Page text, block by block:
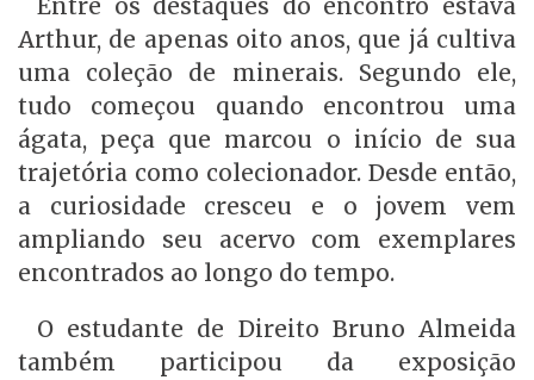
Entre os destaques do encontro estava
Arthur, de apenas oito anos, que já cultiva
uma coleção de minerais. Segundo ele,
tudo começou quando encontrou uma
ágata, peça que marcou o início de sua
trajetória como colecionador. Desde então,
a curiosidade cresceu e o jovem vem
ampliando seu acervo com exemplares
encontrados ao longo do tempo.
O estudante de Direito Bruno Almeida
também participou da exposição